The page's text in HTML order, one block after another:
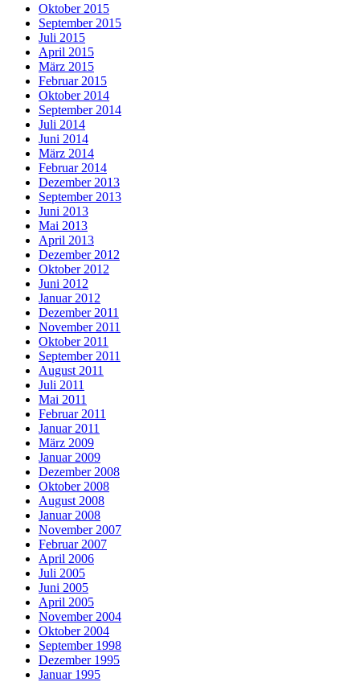
Oktober 2015
September 2015
Juli 2015
April 2015
März 2015
Februar 2015
Oktober 2014
September 2014
Juli 2014
Juni 2014
März 2014
Februar 2014
Dezember 2013
September 2013
Juni 2013
Mai 2013
April 2013
Dezember 2012
Oktober 2012
Juni 2012
Januar 2012
Dezember 2011
November 2011
Oktober 2011
September 2011
August 2011
Juli 2011
Mai 2011
Februar 2011
Januar 2011
März 2009
Januar 2009
Dezember 2008
Oktober 2008
August 2008
Januar 2008
November 2007
Februar 2007
April 2006
Juli 2005
Juni 2005
April 2005
November 2004
Oktober 2004
September 1998
Dezember 1995
Januar 1995